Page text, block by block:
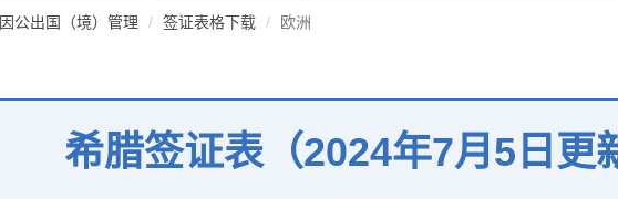
因公出国（境）管理 签证表格下载 欧洲
希腊签证表（2024年7月5日更